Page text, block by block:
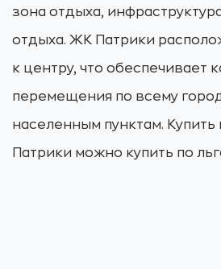
зона отдыха,
отдыха. ЖК Патрики
к центру, что обеспечивает
перемещения по всему
населенным пунктам.
Патрики можно купить по